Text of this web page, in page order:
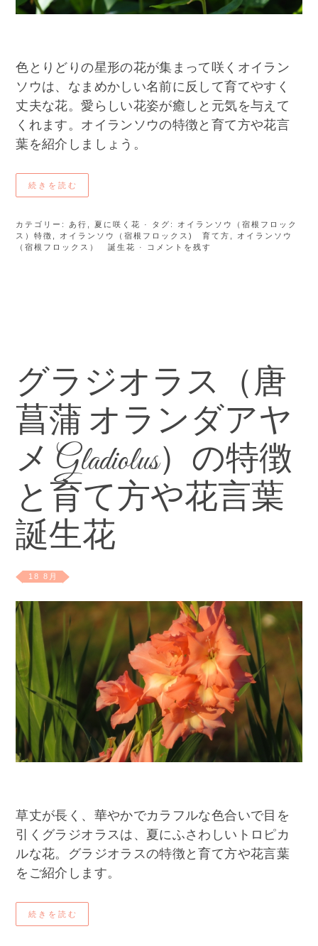
色とりどりの星形の花が集まって咲くオイラン
ソウは、なまめかしい名前に反して育てやすく
丈夫な花。愛らしい花姿が癒しと元気を与えて
くれます。オイランソウの特徴と育て方や花言
葉を紹介しましょう。
続きを読む
カテゴリー: あ行 ,夏に咲く花 · タグ: オイランソウ（宿根フロック
ス）特徴
オイランソウ（宿根フロックス) 育て方
オイランソウ
（宿根フロックス） 誕生花
· コメントを残す
グラジオラス（唐
菖蒲 オランダアヤ
メ Gladiolus）の特徴
と育て方や花言葉
誕生花
18 8月
草丈が長く、華やかでカラフルな色合いで目を
引くグラジオラスは、夏にふさわしいトロピカ
ルな花。グラジオラスの特徴と育て方や花言葉
をご紹介します。
続きを読む